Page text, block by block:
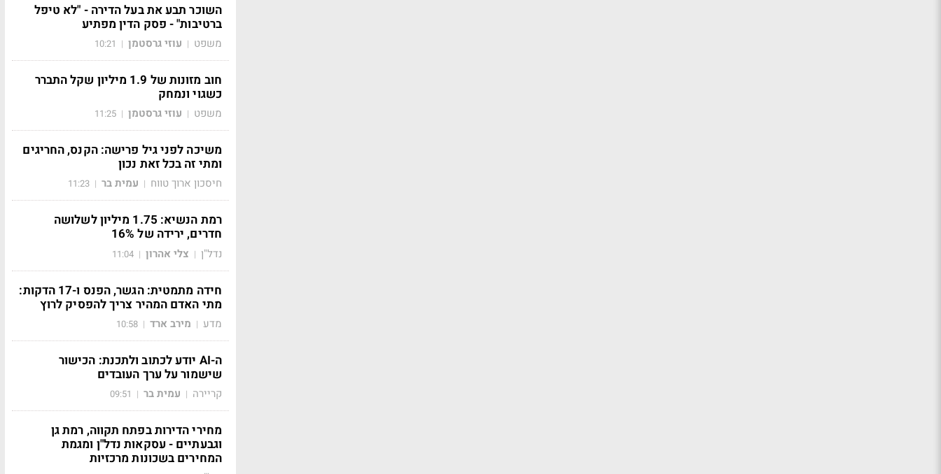
השוכר תבע את בעל הדירה - "לא טיפל
ברטיבות" - פסק הדין מפתיע
משפט | עוזי גרסטמן |
10:21
חוב מזונות של 1.9 מיליון שקל התברר
כשגוי ונמחק
משפט | עוזי גרסטמן |
11:25
משיכה לפני גיל פרישה: הקנס, החריגים
ומתי זה בכל זאת נכון
חיסכון ארוך טווח | עמית בר |
11:23
רמת הנשיא: 1.75 מיליון לשלושה
חדרים, ירידה של 16%
נדל"ן | צלי אהרון |
11:04
חידה מתמטית: הגשר, הפנס ו-17 הדקות:
מתי האדם המהיר צריך להפסיק לרוץ
מדע | מירב ארד |
10:58
ה-AI יודע לכתוב ולתכנת: הכישור
שישמור על ערך העובדים
קריירה | עמית בר |
09:51
מחירי הדירות בפתח תקווה, רמת גן
וגבעתיים - עסקאות נדל"ן ומגמת
המחירים בשכונות מרכזיות